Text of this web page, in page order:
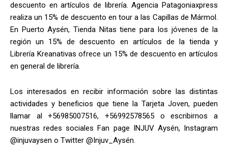
descuento en artículos de librería. Agencia Patagoniaxpress
realiza un 15% de descuento en tour a las Capillas de Mármol.
En Puerto Aysén, Tienda Nitas tiene para los jóvenes de la
región un 15% de descuento en artículos de la tienda y
Librería Kreanativas ofrece un 15% de descuento en artículos
en general de librería.
Los interesados en recibir información sobre las distintas
actividades y beneficios que tiene la Tarjeta Joven, pueden
llamar al +56985007516, +56992578565 o escribirnos a
nuestras redes sociales Fan page INJUV Aysén, Instagram
@injuvaysen o Twitter @Injuv_Aysén.